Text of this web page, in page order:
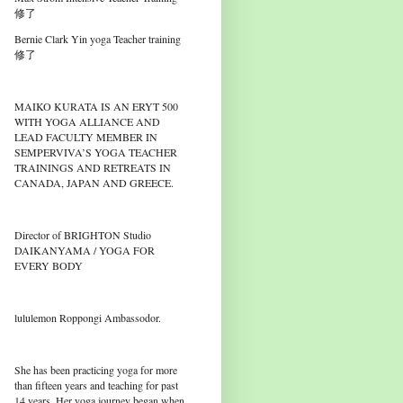
修了
Bernie Clark Yin yoga Teacher training
修了
MAIKO KURATA IS AN ERYT 500
WITH YOGA ALLIANCE AND
LEAD FACULTY MEMBER IN
SEMPERVIVA’S YOGA TEACHER
TRAININGS AND RETREATS IN
CANADA, JAPAN AND GREECE.
Director of BRIGHTON Studio
DAIKANYAMA / YOGA FOR
EVERY BODY
lululemon Roppongi Ambassodor.
She has been practicing yoga for more
than fifteen years and teaching for past